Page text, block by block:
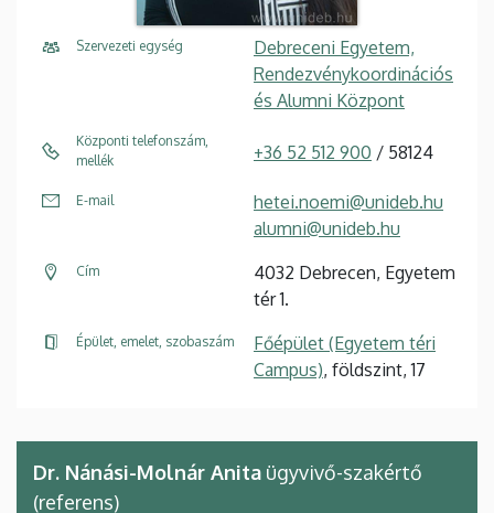
Szervezeti egység
Debreceni Egyetem,
Rendezvénykoordinációs
és Alumni Központ
Központi telefonszám,
mellék
+36 52 512 900 / 58124
E-mail
hetei.noemi@unideb.hu
alumni@unideb.hu
Cím
4032 Debrecen, Egyetem
tér 1.
Épület, emelet, szobaszám
Főépület (Egyetem téri
Campus), földszint, 17
Dr. Nánási-Molnár Anita ügyvivő-szakértő
(referens)